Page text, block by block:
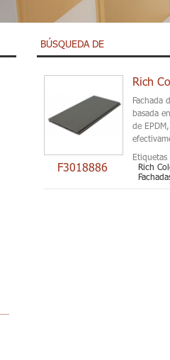
BÚSQUEDA DE
F3018886
Fachada
basada
de
Rich